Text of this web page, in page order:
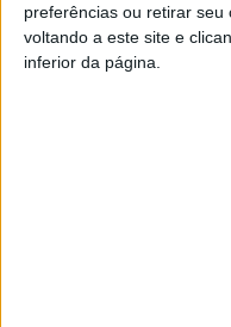
preferências ou retirar
voltando a este site e
inferior da página.
Sismo de 3.5 na Galiza
abalou norte de Portugal